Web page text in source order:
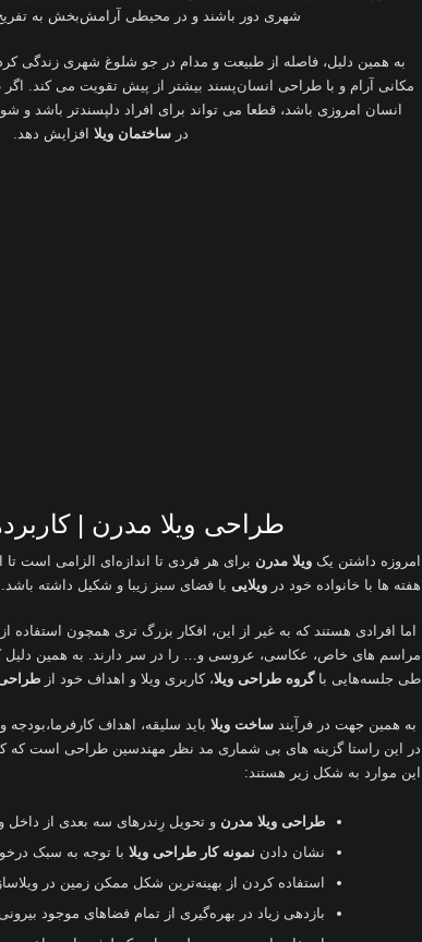
شهری دور باشند و در محیطی آرامش‌بخش به تفریح
به همین دلیل، فاصله از طبیعت و مدام در جو شلوغ شهری زندگی
مکانی آرام و با طراحی انسان‌پسند بیشتر از پیش تقویت می کند.
انسان امروزی باشد، قطعا می تواند برای افراد دلپسندتر باشد و
درساختمان ویلا افزایش دهد.
طراحی ویلا مدرن |
امروزه داشتن یک ویلا مدرن برای هر فردی تا اندازه‌ای الزامی است تا
هفته ها با خانواده خود در ویلایی با فضای سبز زیبا و شکیل داشته باشد
اما افرادی هستند که به غیر از این، افکار بزرگ تری همچون استفاده از
مراسم های خاص، عکاسی، عروسی و… را در سر دارند. به همین دلیل
طی جلسه‌هایی باگروه طراحی ویلا، کاربری ویلا و اهداف خود از طراحی
به همین جهت در فرآیند ساخت ویلا باید سلیقه، اهداف
در این راستا گزینه های بی شماری مد نظر مهندسین طراحی است که
این موارد به شکل زیر هستند :
طراحی ویلا مدرن و تحویل رِندرهای سه بعدی از داخل و
نشان دادن نمونه کار طراحی ویلا با توجه به سبک
استفاده کردن از بهینه‌ترین شکل ممکن زمین در
بازدهی زیاد در بهره‌گیری از تمام فضاهای موجود